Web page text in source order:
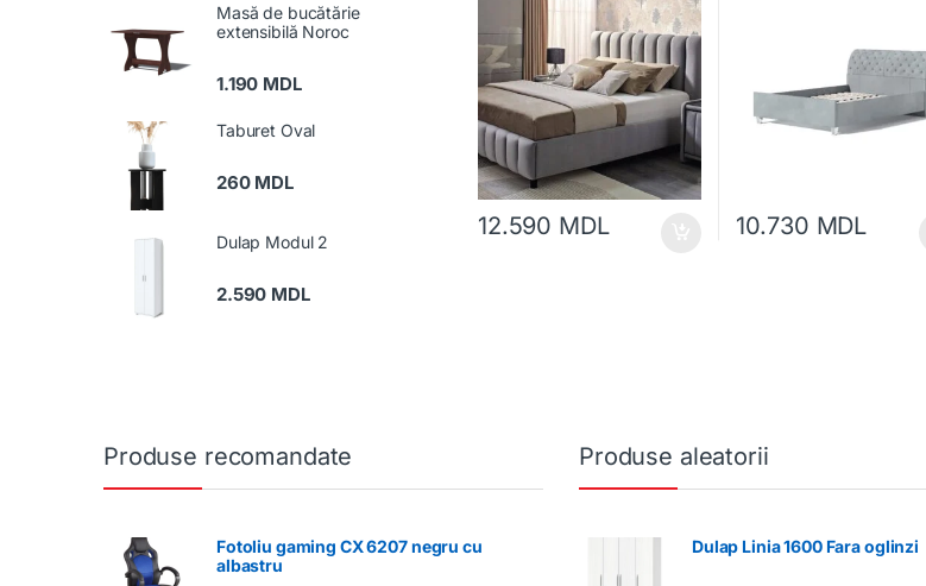
12.590 MDL 10.730 MDL
Masă de bucătărie
extensibilă Noroc
1.190 MDL
Taburet Oval
260 MDL
Dulap Modul 2
2.590 MDL
Produse recomandate
Fotoliu gaming CX 6207 negru cu
albastru
Produse aleatorii
Dulap Linia 1600 Fara oglinzi